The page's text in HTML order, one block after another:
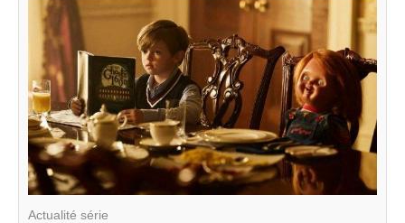
Actualité série